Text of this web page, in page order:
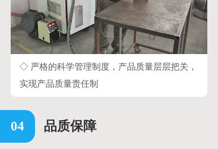
◇ 严格的科学管理制度，产品质量层层把关，
实现产品质量责任制
品质保障